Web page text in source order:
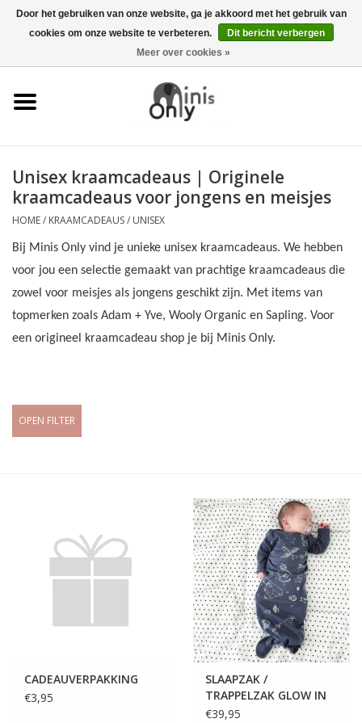
0 Artikelen - €0,00
Kleding
Accessoires
KERST CADEAUTJES
ONDER 6 EURO
Unisex kraamcadeaus | Originele
kraamcadeaus voor jongens en meisjes
HOME/ KRAAMCADEAUS/ UNISEX
Bij Minis Only vind je unieke unisex kraamcadeaus. We hebben
voor jou een selectie gemaakt van prachtige kraamcadeaus die
zowel voor meisjes als jongens geschikt zijn. Met items van
topmerken zoals Adam + Yve, Wooly Organic en Sapling. Voor
een origineel kraamcadeau shop je bij Minis Only.
OPEN FILTER
CADEAUVERPAKKING
€3,95
SLAAPZAK /
TRAPPELZAK GLOW IN
THE DARK
€39,95
Door het gebruiken van onze website, ga je akkoord met het gebruik van
cookies om onze website te verbeteren.
Dit bericht verbergen
Meer over cookies »